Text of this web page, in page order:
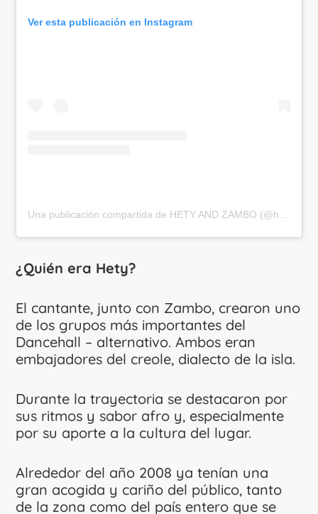
Ver esta publicación en Instagram
¿Quién era Hety?
El cantante, junto con Zambo, crearon uno
de los grupos más importantes del
Dancehall – alternativo. Ambos eran
embajadores del creole, dialecto de la isla.
Durante la trayectoria se destacaron por
sus ritmos y sabor afro y, especialmente
por su aporte a la cultura del lugar.
Alrededor del año 2008 ya tenían una
gran acogida y cariño del público, tanto
de la zona como del país entero que se